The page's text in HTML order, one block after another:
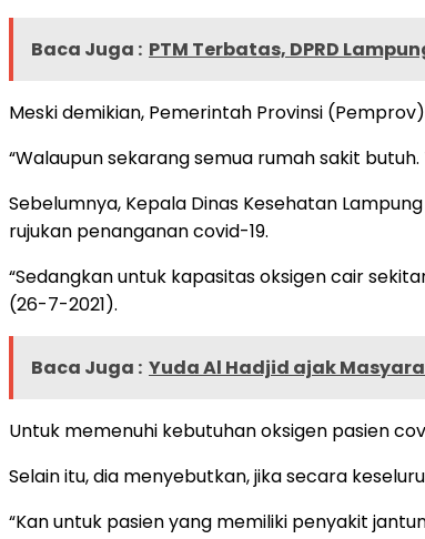
Baca Juga : PTM Terbatas, DPRD
Meski demikian, Pemerintah Provinsi
“Walaupun sekarang semua rumah sakit
Sebelumnya, Kepala Dinas Kesehatan
rujukan penanganan covid-19.
“Sedangkan untuk kapasitas oksigen cair
(26-7-2021).
Baca Juga : Yuda Al Hadjid ajak
Untuk memenuhi kebutuhan oksigen pasien
Selain itu, dia menyebutkan, jika secara
“Kan untuk pasien yang memiliki penyakit